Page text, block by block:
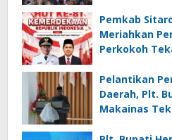
Pemkab
Meriahkan
Perkokoh
Pelantikan
Daerah, Plt.
Makainas